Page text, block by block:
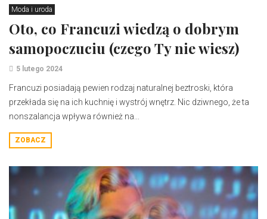
Moda i uroda
Oto, co Francuzi wiedzą o dobrym
samopoczuciu (czego Ty nie wiesz)
5 lutego 2024
Francuzi posiadają pewien rodzaj naturalnej beztroski, która
przekłada się na ich kuchnię i wystrój wnętrz. Nic dziwnego, że ta
nonszalancja wpływa również na...
ZOBACZ